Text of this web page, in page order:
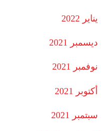
يناير 2022
ديسمبر 2021
نوفمبر 2021
أكتوبر 2021
سبتمبر 2021